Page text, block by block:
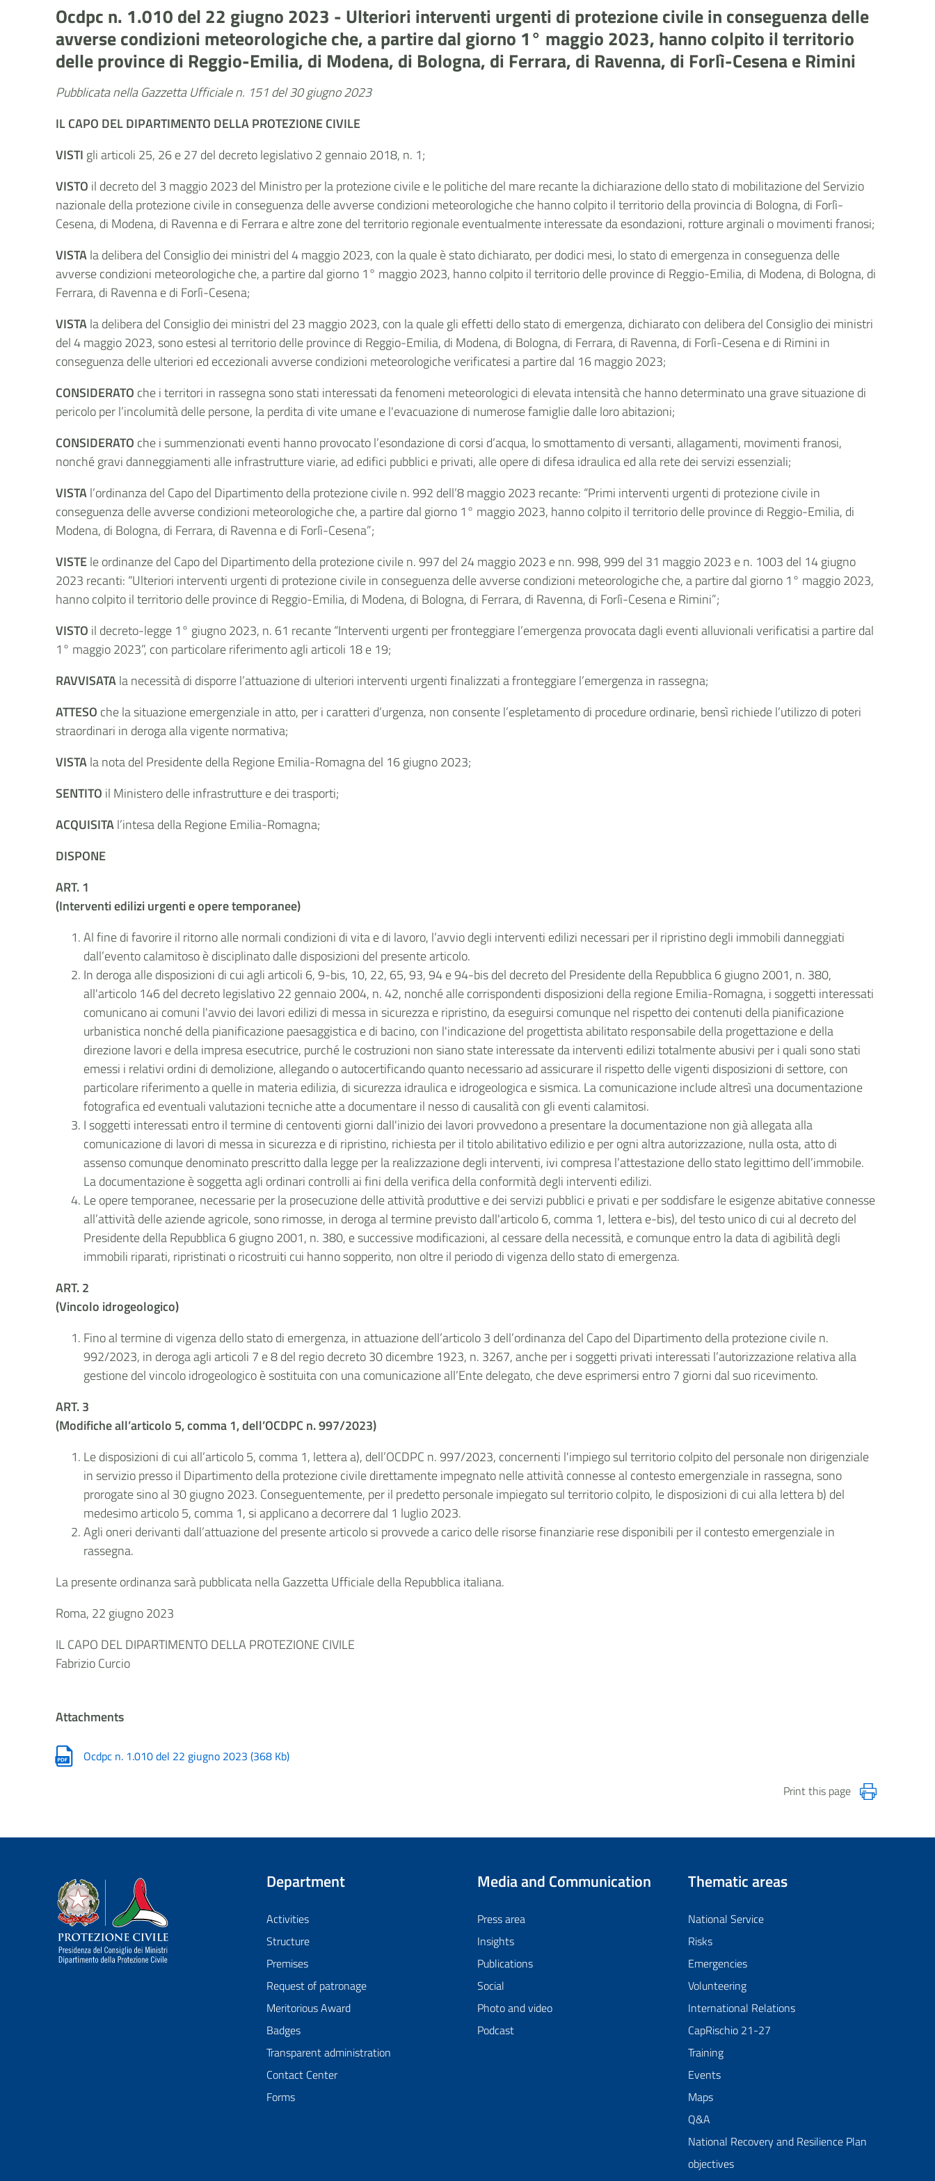
Ocdpc n. 1.010 del 22 giugno 2023 - Ulteriori interventi urgenti di protezione civile in conseguenza delle
avverse condizioni meteorologiche che, a partire dal giorno 1° maggio 2023, hanno colpito il territorio
delle province di Reggio-Emilia, di Modena, di Bologna, di Ferrara, di Ravenna, di Forlì-Cesena e Rimini
Pubblicata nella Gazzetta Ufficiale n. 151 del 30 giugno 2023
IL CAPO DELDIPARTIMENTO DELLA PROTEZIONE CIVILE
VISTI gli articoli 25, 26 e 27 del decreto legislativo 2 gennaio 2018, n. 1;
VISTO il decreto del 3 maggio 2023 del Ministro per la protezione civile e le politiche del mare recante la dichiarazione dello stato di mobilitazione del Servizio
nazionale della protezione civile in conseguenza delle avverse condizioni meteorologiche che hanno colpito il territorio della provincia di Bologna, di Forlì-
Cesena, di Modena, di Ravenna e di Ferrara e altre zone del territorio regionale eventualmente interessate da esondazioni, rotture arginali o movimenti franosi;
VISTAla delibera del Consiglio dei ministri del 4 maggio 2023, con la quale è stato dichiarato, per dodici mesi, lo stato di emergenza in conseguenza delle
avverse condizioni meteorologiche che, a partire dal giorno 1° maggio 2023, hanno colpito il territorio delle province di Reggio-Emilia, di Modena, di Bologna, di
Ferrara, di Ravenna e di Forlì-Cesena;
VISTAla delibera del Consiglio dei ministri del 23 maggio 2023, con la quale gli effetti dello stato di emergenza, dichiarato con delibera del Consiglio dei ministri
del 4 maggio 2023, sono estesi al territorio delle province di Reggio-Emilia, di Modena, di Bologna, di Ferrara, di Ravenna, di Forlì-Cesena e di Rimini in
conseguenza delle ulteriori ed eccezionali avverse condizioni meteorologiche verificatesi a partire dal 16 maggio 2023;
CONSIDERATO che i territori in rassegna sono stati interessati da fenomeni meteorologici di elevata intensità che hanno determinato una grave situazione di
pericolo per l’incolumità delle persone, la perdita di vite umane e l'evacuazione di numerose famiglie dalle loro abitazioni;
CONSIDERATO che i summenzionati eventi hanno provocato l’esondazione di corsi d’acqua, lo smottamento di versanti, allagamenti, movimenti franosi,
nonché gravi danneggiamenti alle infrastrutture viarie, ad edifici pubblici e privati, alle opere di difesa idraulica ed alla rete dei servizi essenziali;
VISTAl’ordinanza del Capo del Dipartimento della protezione civile n. 992 dell’8 maggio 2023 recante: “Primi interventi urgenti di protezione civile in
conseguenza delle avverse condizioni meteorologiche che, a partire dal giorno 1° maggio 2023, hanno colpito il territorio delle province di Reggio-Emilia, di
Modena, di Bologna, di Ferrara, di Ravenna e di Forlì-Cesena”;
VISTEle ordinanze del Capo del Dipartimento della protezione civile n. 997 del 24 maggio 2023 e nn. 998, 999 del 31 maggio 2023 e n. 1003 del 14 giugno
2023 recanti: “Ulteriori interventi urgenti di protezione civile in conseguenza delle avverse condizioni meteorologiche che, a partire dal giorno 1° maggio 2023,
hanno colpito il territorio delle province di Reggio-Emilia, di Modena, di Bologna, di Ferrara, di Ravenna, di Forlì-Cesena e Rimini”;
VISTO il decreto-legge 1° giugno 2023, n. 61 recante “Interventi urgenti per fronteggiare l’emergenza provocata dagli eventi alluvionali verificatisi a partire dal
1° maggio 2023”, con particolare riferimento agli articoli 18 e 19;
RAVVISATAla necessità di disporre l’attuazione di ulteriori interventi urgenti finalizzati a fronteggiare l’emergenza in rassegna;
ATTESO che la situazione emergenziale in atto, per i caratteri d’urgenza, non consente l’espletamento di procedure ordinarie, bensì richiede l’utilizzo di poteri
straordinari in deroga alla vigente normativa;
VISTAla nota del Presidente della Regione Emilia-Romagna del 16 giugno 2023;
SENTITO il Ministero delle infrastrutture e dei trasporti;
ACQUISITAl’intesa della Regione Emilia-Romagna;
DISPONE
ART. 1
(Interventi edilizi urgenti e opere temporanee)
Al fine di favorire il ritorno alle normali condizioni di vita e di lavoro, l’avvio degli interventi edilizi necessari per il ripristino degli immobili danneggiati
dall’evento calamitoso è disciplinato dalle disposizioni del presente articolo.
In deroga alle disposizioni di cui agli articoli 6, 9-bis, 10, 22, 65, 93, 94 e 94-bis del decreto del Presidente della Repubblica 6 giugno 2001, n. 380,
all'articolo 146 del decreto legislativo 22 gennaio 2004, n. 42, nonché alle corrispondenti disposizioni della regione Emilia-Romagna, i soggetti interessati
comunicano ai comuni l'avvio dei lavori edilizi di messa in sicurezza e ripristino, da eseguirsi comunque nel rispetto dei contenuti della pianificazione
urbanistica nonché della pianificazione paesaggistica e di bacino, con l'indicazione del progettista abilitato responsabile della progettazione e della
direzione lavori e della impresa esecutrice, purché le costruzioni non siano state interessate da interventi edilizi totalmente abusivi per i quali sono stati
emessi i relativi ordini di demolizione, allegando o autocertificando quanto necessario ad assicurare il rispetto delle vigenti disposizioni di settore, con
particolare riferimento a quelle in materia edilizia, di sicurezza idraulica e idrogeologica e sismica. La comunicazione include altresì una documentazione
fotografica ed eventuali valutazioni tecniche atte a documentare il nesso di causalità con gli eventi calamitosi.
I soggetti interessati entro il termine di centoventi giorni dall'inizio dei lavori provvedono a presentare la documentazione non già allegata alla
comunicazione di lavori di messa in sicurezza e di ripristino, richiesta per il titolo abilitativo edilizio e per ogni altra autorizzazione, nulla osta, atto di
assenso comunque denominato prescritto dalla legge per la realizzazione degli interventi, ivi compresa l’attestazione dello stato legittimo dell’immobile.
La documentazione è soggetta agli ordinari controlli ai fini della verifica della conformità degli interventi edilizi.
Le opere temporanee, necessarie per la prosecuzione delle attività produttive e dei servizi pubblici e privati e per soddisfare le esigenze abitative connesse
all’attività delle aziende agricole, sono rimosse, in deroga al termine previsto dall'articolo 6, comma 1, lettera e-bis), del testo unico di cui al decreto del
Presidente della Repubblica 6 giugno 2001, n. 380, e successive modificazioni, al cessare della necessità, e comunque entro la data di agibilità degli
immobili riparati, ripristinati o ricostruiti cui hanno sopperito, non oltre il periodo di vigenza dello stato di emergenza.
ART. 2
(Vincolo idrogeologico)
Fino al termine di vigenza dello stato di emergenza, in attuazione dell’articolo 3 dell’ordinanza del Capo del Dipartimento della protezione civile n.
992/2023, in deroga agli articoli 7 e 8 del regio decreto 30 dicembre 1923, n. 3267, anche per i soggetti privati interessati l’autorizzazione relativa alla
gestione del vincolo idrogeologico è sostituita con una comunicazione all’Ente delegato, che deve esprimersi entro 7 giorni dal suo ricevimento.
ART. 3
(Modifiche all’articolo 5, comma 1, dell’OCDPC n. 997/2023)
Le disposizioni di cui all’articolo 5, comma 1, lettera a), dell’OCDPC n. 997/2023, concernenti l'impiego sul territorio colpito del personale non dirigenziale
in servizio presso il Dipartimento della protezione civile direttamente impegnato nelle attività connesse al contesto emergenziale in rassegna, sono
prorogate sino al 30 giugno 2023. Conseguentemente, per il predetto personale impiegato sul territorio colpito, le disposizioni di cui alla lettera b) del
medesimo articolo 5, comma 1, si applicano a decorrere dal 1 luglio 2023.
Agli oneri derivanti dall’attuazione del presente articolo si provvede a carico delle risorse finanziarie rese disponibili per il contesto emergenziale in
rassegna.
La presente ordinanza sarà pubblicata nella Gazzetta Ufficiale della Repubblica italiana.
Roma, 22 giugno 2023
IL CAPO DEL DIPARTIMENTO DELLA PROTEZIONE CIVILE
Fabrizio Curcio
Attachments
Ocdpc n. 1.010 del 22 giugno 2023(368 Kb)
Print this page
Dipartimento della Protezione Civile
Department
Activities
Structure
Premises
Request of patronage
Meritorious Award
Badges
Transparent administration
Contact Center
Forms
Media and Communication
Press area
Insights
Publications
Social
Photo and video
Podcast
Thematic areas
National Service
Risks
Emergencies
Volunteering
International Relations
CapRischio 21-27
Training
Events
Maps
Q&A
National Recovery and Resilience Plan
objectives